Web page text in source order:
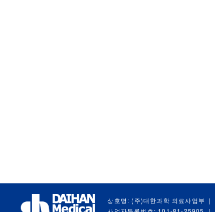
상호명: (주)대한과학 의료사업부 |